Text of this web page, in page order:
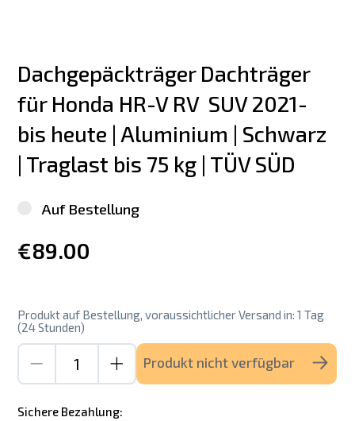
Dachgepäckträger Dachträger
für Honda HR-V RV  SUV 2021-
bis heute | Aluminium | Schwarz
| Traglast bis 75 kg | TÜV SÜD
Auf Bestellung
€89.00
Produkt auf Bestellung, voraussichtlicher Versand in: 1 Tag
(24 Stunden)
Produkt nicht verfügbar
Sichere Bezahlung: